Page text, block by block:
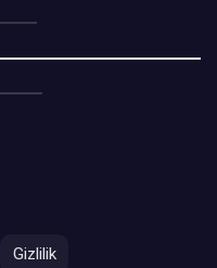
Gizlilik